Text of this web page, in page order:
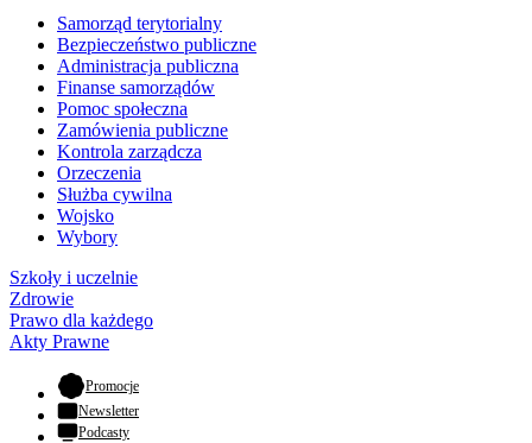
Samorząd terytorialny
Bezpieczeństwo publiczne
Administracja publiczna
Finanse samorządów
Pomoc społeczna
Zamówienia publiczne
Kontrola zarządcza
Orzeczenia
Służba cywilna
Wojsko
Wybory
Szkoły i uczelnie
Zdrowie
Prawo dla każdego
Akty Prawne
Promocje- otwiera się w nowej karcie
Newsletter
Podcasty